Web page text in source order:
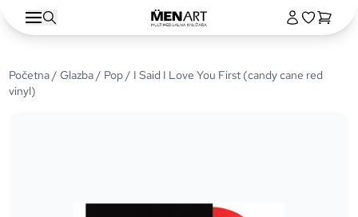
Početna/Glazba/ Pop/ I Said I Love You First (candy cane red
vinyl)